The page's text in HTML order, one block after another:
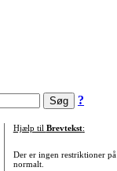
?
Hjælp til Brevtekst:
Der er ingen restriktioner
normalt.